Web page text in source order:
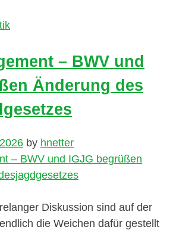
– BWV und
Änderung des
by hnetter
Diskussion sind auf der
die Weichen dafür gestellt